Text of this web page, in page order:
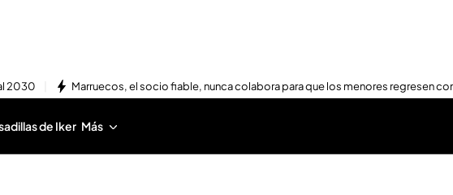
2030 Marruecos, el socio fiable, nunca colabora para que los menores regresen
de Iker Más